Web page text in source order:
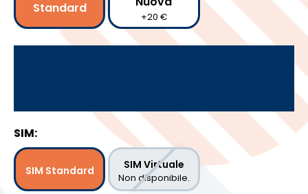
Standard
+20 €
SIM:
SIM Standard SIM Virtuale
Non disponibile.